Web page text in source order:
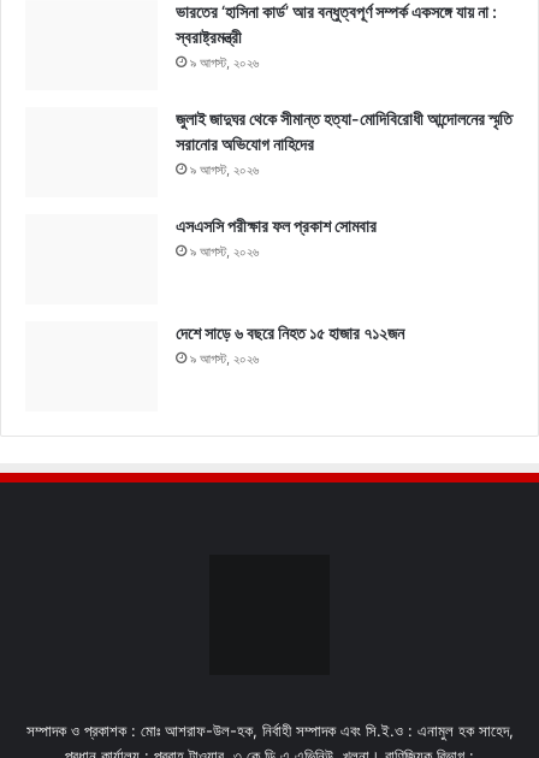
ভারতের ‘হাসিনা কার্ড’ আর বন্ধুত্বপূর্ণ সম্পর্ক একসঙ্গে যায় না :
স্বরাষ্ট্রমন্ত্রী
৯ আগস্ট, ২০২৬
জুলাই জাদুঘর থেকে সীমান্ত হত্যা-মোদিবিরোধী আন্দোলনের স্মৃতি
সরানোর অভিযোগ নাহিদের
৯ আগস্ট, ২০২৬
এসএসসি পরীক্ষার ফল প্রকাশ সোমবার
৯ আগস্ট, ২০২৬
দেশে সাড়ে ৬ বছরে নিহত ১৫ হাজার ৭১২জন
৯ আগস্ট, ২০২৬
সম্পাদক ও প্রকাশক : মোঃ আশরাফ-উল-হক, নির্বাহী সম্পাদক এবং সি.ই.ও : এনামুল হক সাহেদ,